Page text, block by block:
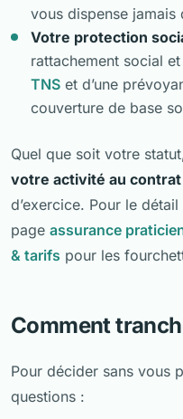
vous dispense jamais
Votre protection
rattachement social et
TNS et d’une
couverture de base
Quel que soit votre
votre activité au contrat
d’exercice. Pour le
page assurance
& tarifs pour les
Comment
Pour décider sans vous
questions :